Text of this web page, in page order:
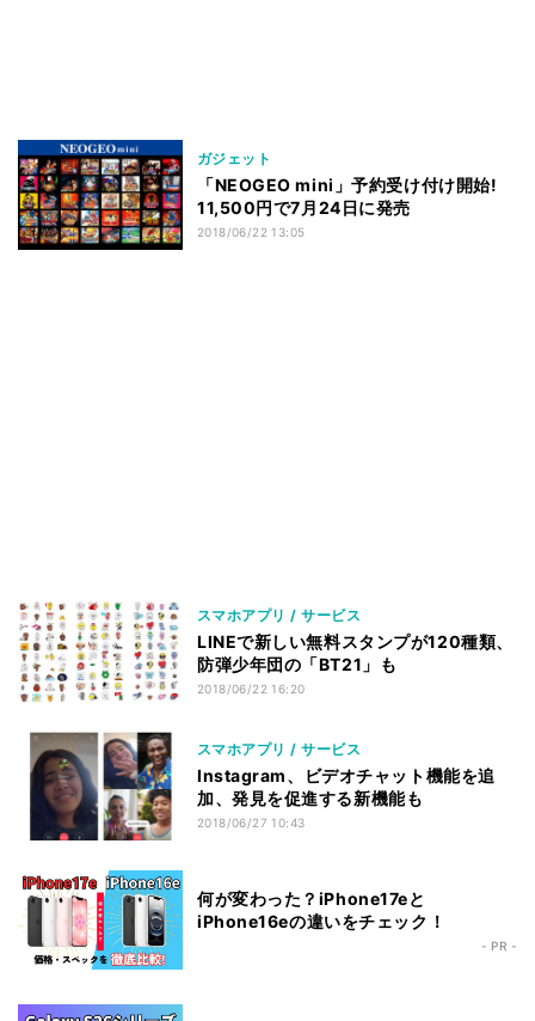
ガジェット
「NEOGEO mini」予約受け付け開始!
11,500円で7月24日に発売
2018/06/22 13:05
スマホアプリ / サービス
LINEで新しい無料スタンプが120種類、
防弾少年団の「BT21」も
2018/06/22 16:20
スマホアプリ / サービス
Instagram、ビデオチャット機能を追
加、発見を促進する新機能も
2018/06/27 10:43
何が変わった？iPhone17eと
iPhone16eの違いをチェック！
- PR -